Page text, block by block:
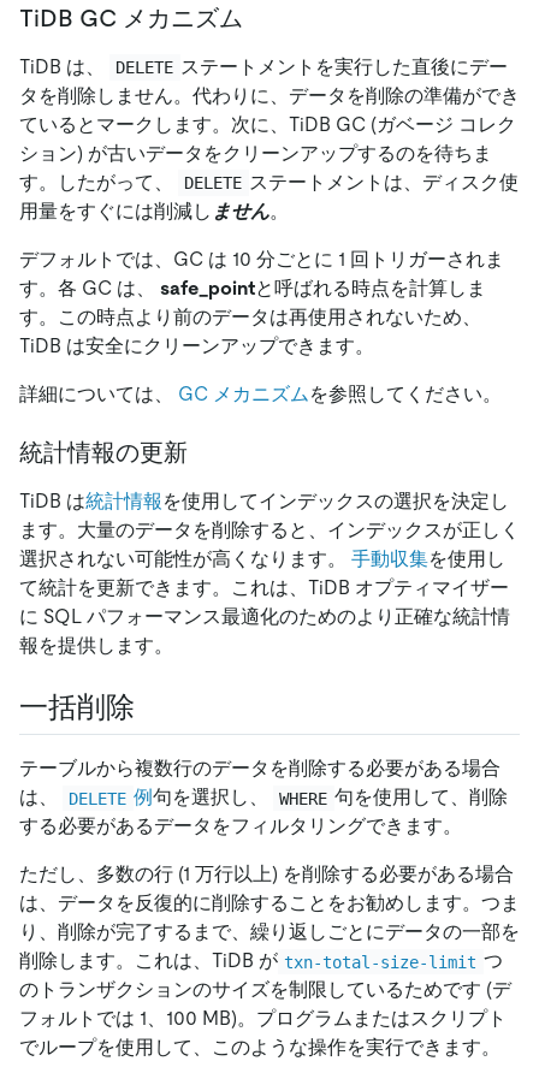
TiDB GC メカニズム
TiDB は、 DELETE ステートメントを実行した直後にデー
タを削除しません。代わりに、データを削除の準備ができ
ているとマークします。次に、TiDB GC (ガベージ コレク
ション) が古いデータをクリーンアップするのを待ちま
す。したがって、
DELETE ステートメントは、ディスク使
用量をすぐには削減し ません。
デフォルトでは、GC は 10 分ごとに 1 回トリガーされま
す。各 GC は、 safe_pointと呼ばれる時点を計算しま
す。この時点より前のデータは再使用されないため、
TiDB は安全にクリーンアップできます。
詳細については、 GC メカニズムを参照してください。
統計情報の更新
TiDB は統計情報 を使用してインデックスの選択を決定し
ます。大量のデータを削除すると、インデックスが正しく
選択されない可能性が高くなります。 手動収集を使用し
て統計を更新できます。これは、TiDB オプティマイザー
に SQL パフォーマンス最適化のためのより正確な統計情
報を提供します。
一括削除
テーブルから複数行のデータを削除する必要がある場合
は、
DELETE 例句を選択し、 WHERE 句を使用して、削除
する必要があるデータをフィルタリングできます。
ただし、多数の行 (1 万行以上) を削除する必要がある場合
は、データを反復的に削除することをお勧めします。つま
り、削除が完了するまで、繰り返しごとにデータの一部を
削除します。これは、TiDB が txn-total-size-limit つ
のトランザクションのサイズを制限しているためです (デ
フォルトでは 1、100 MB)。プログラムまたはスクリプト
でループを使用して、このような操作を実行できます。